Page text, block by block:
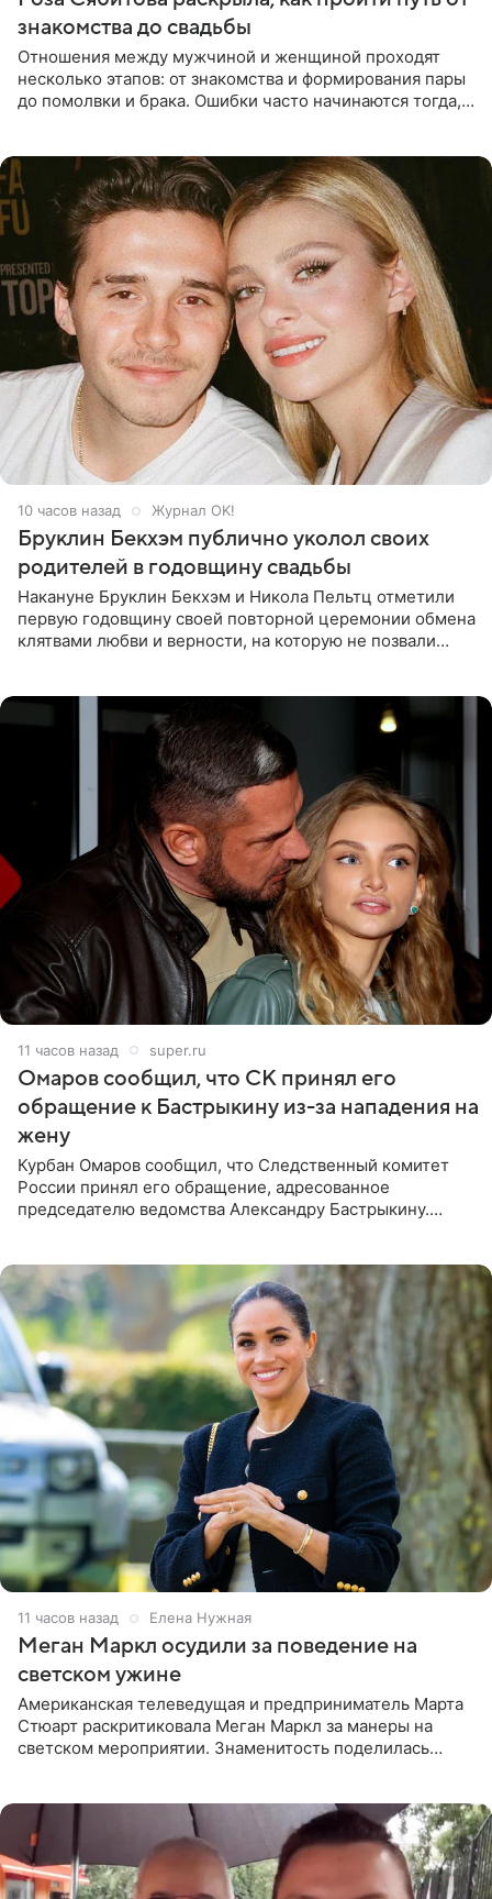
знакомства до свадьбы
Отношения между мужчиной и женщиной проходят
несколько этапов: от знакомства и формирования пары
до помолвки и брака. Ошибки часто начинаются тогда,
10 часов назад Журнал OK!
Бруклин Бекхэм публично уколол своих
родителей в годовщину свадьбы
Накануне Бруклин Бекхэм и Никола Пельтц отметили
первую годовщину своей повторной церемонии обмена
клятвами любви и верности, на которую не позвали
11 часов назад super.ru
Омаров сообщил, что СК принял его
обращение к Бастрыкину из-за нападения на
жену
Курбан Омаров сообщил, что Следственный комитет
России принял его обращение, адресованное
председателю ведомства Александру Бастрыкину.
11 часов назад Елена Нужная
Меган Маркл осудили за поведение на
светском ужине
Американская телеведущая и предприниматель Марта
Стюарт раскритиковала Меган Маркл за манеры на
светском мероприятии. Знаменитость поделилась